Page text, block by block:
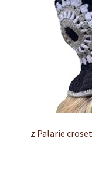
z Palarie